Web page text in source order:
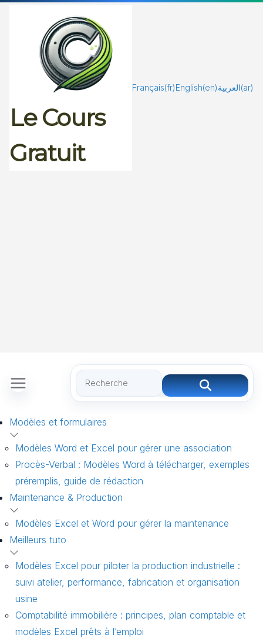
Le Cours
Gratuit
Français(fr) English(en)العربية(ar)
Modèles et formulaires
Modèles Word et Excel pour gérer une association
Procès-Verbal : Modèles Word à télécharger, exemples
préremplis, guide de rédaction
Maintenance & Production
Modèles Excel et Word pour gérer la maintenance
Meilleurs tuto
Modèles Excel pour piloter la production industrielle :
suivi atelier, performance, fabrication et organisation
usine
Comptabilité immobilière : principes, plan comptable et
modèles Excel prêts à l’emploi